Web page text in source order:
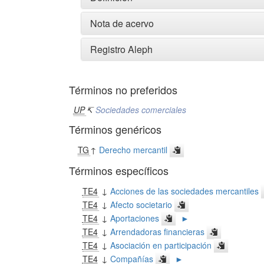
Nota de acervo
Registro Aleph
Términos no preferidos
UP ↸Sociedades comerciales
Términos genéricos
TG ↑ Derecho mercantil
Términos específicos
TE4 ↓ Acciones de las sociedades mercantiles
TE4 ↓ Afecto societario
TE4 ↓ Aportaciones
►
TE4 ↓ Arrendadoras financieras
TE4 ↓ Asociación en participación
TE4 ↓ Compañías ►